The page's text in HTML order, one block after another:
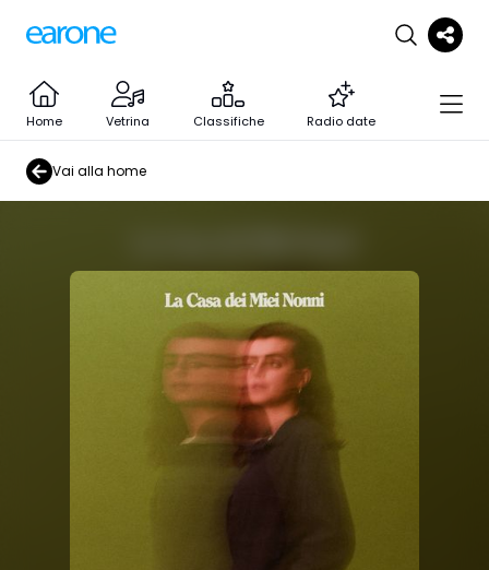
Home Vetrina Classifiche Radio date
Vai alla home